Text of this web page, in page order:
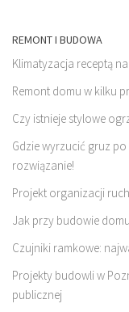
REMONT I BUDOWA
Klimatyzacja receptą
Remont domu w kilku
Czy istnieje stylowe
Gdzie wyrzucić gruz
rozwiązanie!
Projekt organizacji
Jak przy budowie
Czujniki ramkowe:
Projekty budowli w
publicznej